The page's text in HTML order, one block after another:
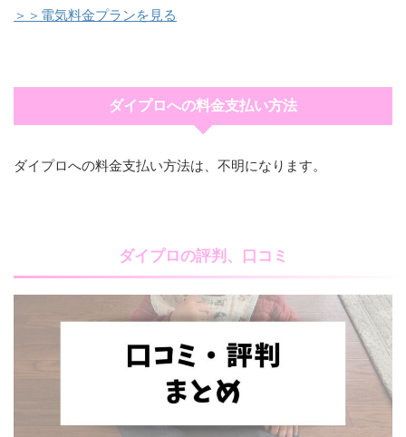
＞＞電気料金プランを見る
ダイプロへの料金支払い方法
ダイプロへの料金支払い方法は、不明になります。
ダイプロの評判、口コミ